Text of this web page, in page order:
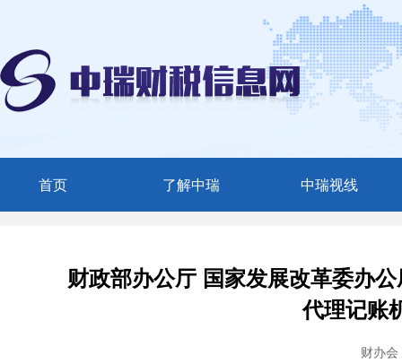
首页 了解中瑞
服务范围
中瑞视线
中瑞动态
财政部办公厅 国家发展改革委办
代理记账
财办